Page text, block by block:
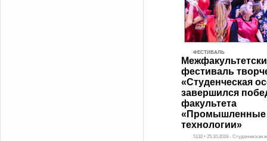
ФЕСТИВАЛЬ
фестиваль
«Студенческая
завершился
факультета
«Промышленные
технологии»
5132 • 25.10.2019 - Студенческая